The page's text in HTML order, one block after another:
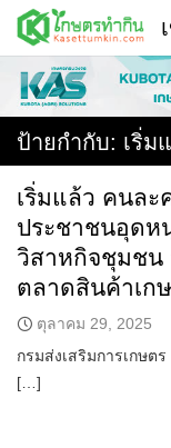
Skip
content
พืช
หน้าแรก
แวดวงเกษตร
ใคร ทำอะไร ที่ไ
สถานีข่าววันนี้
ป้ายกำกับ: เริ่ม
เริ่มแล้ว คนละ
ประชาชนอุดห
วิสาหกิจชุมชน
ตลาดสินค้าเก
ตุลาคม 29, 2025
กรมส่งเสริมการเกษ
[…]